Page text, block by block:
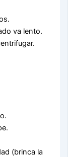
va lento.
(brinca la